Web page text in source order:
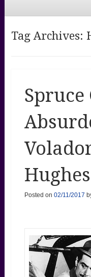
Tag Archives:
Spruce
Hughes
Posted on 02/11/2017